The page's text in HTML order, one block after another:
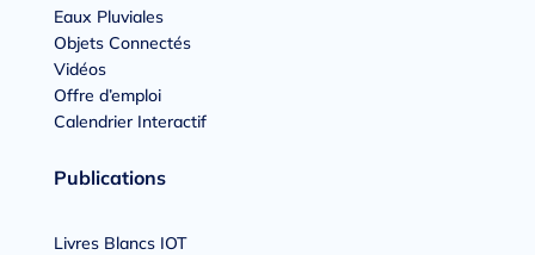
Eaux Pluviales
Objets Connectés
Vidéos
Offre d’emploi
Calendrier Interactif
Publications
Livres Blancs IOT